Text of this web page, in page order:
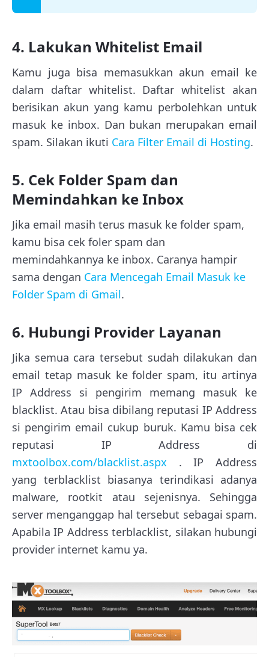
4. Lakukan Whitelist Email
Kamu juga bisa memasukkan akun email ke
dalam daftar whitelist. Daftar whitelist akan
berisikan akun yang kamu perbolehkan untuk
masuk ke inbox. Dan bukan merupakan email
spam. Silakan ikuti Cara Filter Email di Hosting.
5. Cek Folder Spam dan
Memindahkan ke Inbox
Jika email masih terus masuk ke folder spam,
kamu bisa cek foler spam dan
memindahkannya ke inbox. Caranya hampir
sama dengan Cara Mencegah Email Masuk ke
Folder Spam di Gmail.
6. Hubungi Provider Layanan
Jika semua cara tersebut sudah dilakukan dan
email tetap masuk ke folder spam, itu artinya
IP Address si pengirim memang masuk ke
blacklist. Atau bisa dibilang reputasi IP Address
si pengirim email cukup buruk. Kamu bisa cek
reputasi IP Address di
mxtoolbox.com/blacklist.aspx . IP Address
yang terblacklist biasanya terindikasi adanya
malware, rootkit atau sejenisnya. Sehingga
server menganggap hal tersebut sebagai spam.
Apabila IP Address terblacklist, silakan hubungi
provider internet kamu ya.